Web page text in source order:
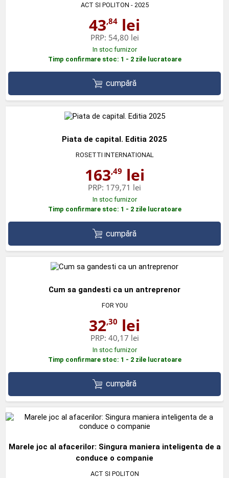
ACT SI POLITON - 2025
43,84 lei
PRP: 54,80 lei
In stoc furnizor
Timp confirmare stoc: 1 - 2 zile lucratoare
cumpără
Piata de capital. Editia 2025
ROSETTI INTERNATIONAL
163,49 lei
PRP: 179,71 lei
In stoc furnizor
Timp confirmare stoc: 1 - 2 zile lucratoare
cumpără
Cum sa gandesti ca un antreprenor
FOR YOU
32,30 lei
PRP: 40,17 lei
In stoc furnizor
Timp confirmare stoc: 1 - 2 zile lucratoare
cumpără
Marele joc al afacerilor: Singura maniera inteligenta de a
conduce o companie
ACT SI POLITON